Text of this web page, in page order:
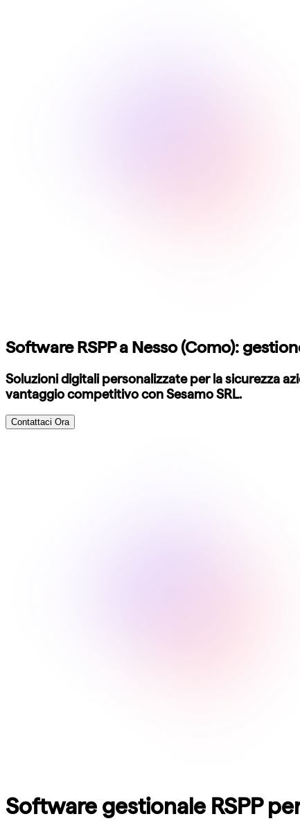
Software RSPP a Nesso (Como):
Soluzioni digitali personalizzate per la sicurezza
vantaggio competitivo con Sesamo SRL.
Contattaci Ora
Software gestionale RSPP